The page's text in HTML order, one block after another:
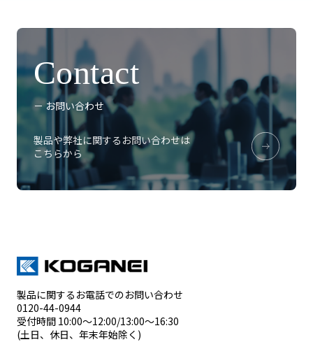
Contact
－ お問い合わせ
製品や弊社に関するお問い合わせは
こちらから
製品に関するお電話でのお問い合わせ
0120-44-0944
受付時間 10:00～12:00/13:00～16:30
(土日、休日、年末年始除く)